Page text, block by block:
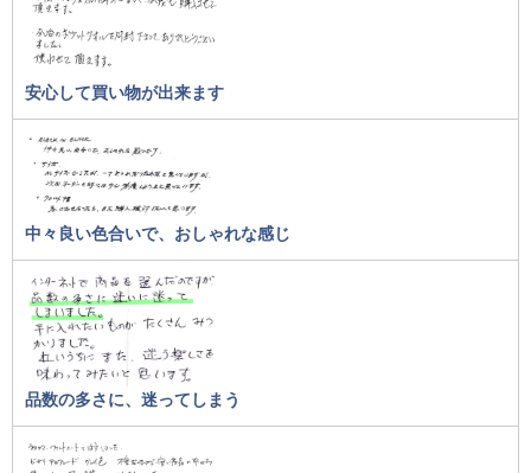
安心して買い物が出来ます
中々良い色合いで、おしゃれな感じ
品数の多さに、迷ってしまう